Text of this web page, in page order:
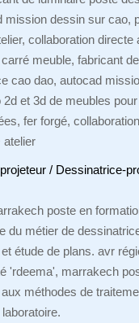
mission dessin sur cao,
collaboration directe
meuble, fabricant
cao dao, autocad
et 3d de meubles
fer forgé,
atelier
/ Dessinatrice-
poste en
du métier de
étude de plans. avr
'rdeema', marrakech
méthodes de